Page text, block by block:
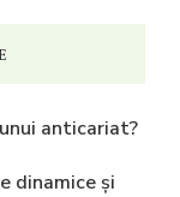
anticariat?
dinamice și